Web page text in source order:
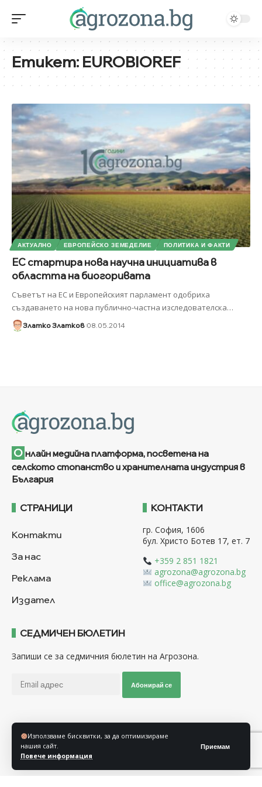
Използваме бисквитки, за да оптимизираме
нашия сайт.
Повече информация
Приемам
Етикет:EUROBIOREF
АКТУАЛНО ЕВРОПЕЙСКО ЗЕМЕДЕЛИЕ ПОЛИТИКА И ФАКТИ
ЕС стартира нова научна инициатива в
областта на биогоривата
Съветът на ЕС и Европейският парламент одобриха
създаването на нова публично-частна изследователска…
Златко Златков 08.05.2014
О нлайн медийна платформа, посветена на
селското стопанство и хранителната индустрия в
България
СТРАНИЦИ
Контакти
За нас
Реклама
Издател
КОНТАКТИ
гр. София, 1606
бул. Христо Ботев 17, ет. 7
+359 2 851 1821
agrozona@agrozona.bg
office@agrozona.bg
СЕДМИЧЕН БЮЛЕТИН
Запиши се за седмичния бюлетин на Агрозона.
Абонирай се
Последвайте ни